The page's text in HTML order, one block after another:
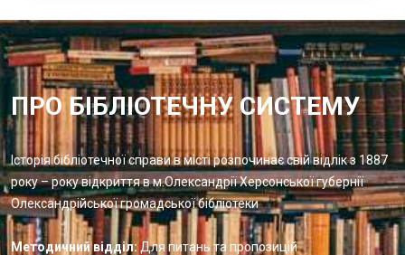
ПРО БІБЛІОТЕЧНУ СИСТЕМУ
Історія бібліотечної справи в місті розпочинає свій відлік з 1887
року – року відкриття в м.Олександрії Херсонської губернії
Олександрійської громадської бібліотеки
Методичний відділ: Для питань та пропозицій